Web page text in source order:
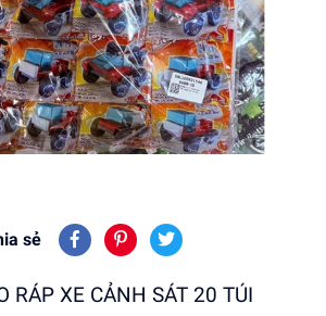
sẻ
RÁP XE CẢNH SÁT 20 TÚI